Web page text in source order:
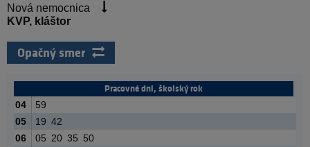
Nová nemocnica
KVP, kláštor
Opačný smer
Pracovné dni, školský rok
04
59
05
19 42
06
05 20 35 50